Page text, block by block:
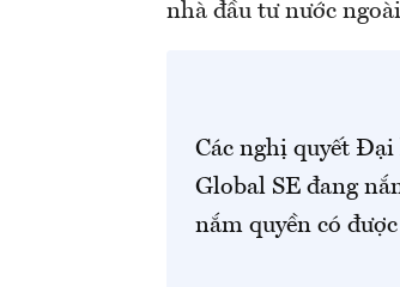
nhà đầu tư nước
Các nghị quyết
Global SE đang
nắm quyền có